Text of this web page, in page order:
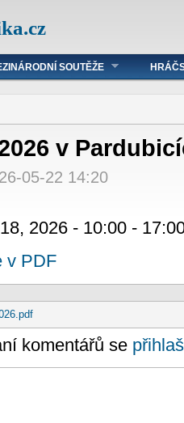
SOUTĚŽE
v
05-22 14:20
2026 - 10:00 -
v PDF
komentářů se